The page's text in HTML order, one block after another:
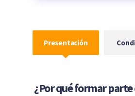
Presentación
¿Por qué formar